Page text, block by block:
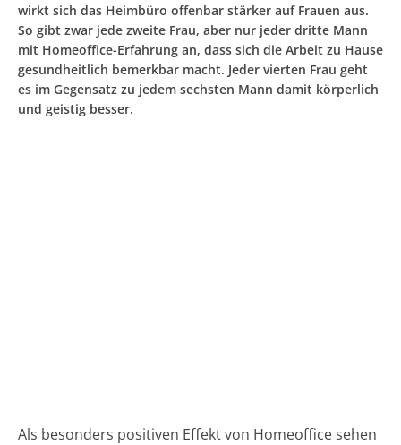
wirkt sich das Heimbüro offenbar stärker auf Frauen aus.
So gibt zwar jede zweite Frau, aber nur jeder dritte Mann
mit Homeoffice-Erfahrung an, dass sich die Arbeit zu Hause
gesundheitlich bemerkbar macht. Jeder vierten Frau geht
es im Gegensatz zu jedem sechsten Mann damit körperlich
und geistig besser.
Als besonders positiven Effekt von Homeoffice sehen